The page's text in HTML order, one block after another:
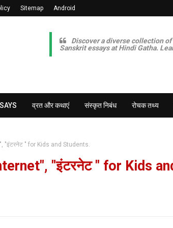
Sitemap Android
Discover a diverse collection
Sanskrit essays at Hindi Gatha.
व्रत और कथाएं संस्कृत निबंध रोचक तथ्य
"इंटरनेट " for Kids and Students.
"इंटरनेट " for Kids